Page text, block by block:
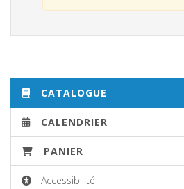
CATALOGUE
CALENDRIER
PANIER
Accessibilité